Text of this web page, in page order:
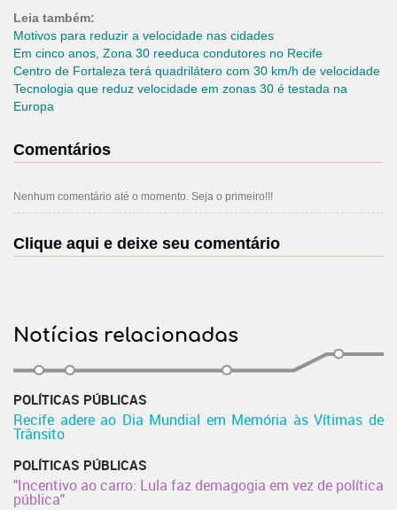
Leia também:
Motivos para reduzir a velocidade nas cidades
Em cinco anos, Zona 30 reeduca condutores no Recife
Centro de Fortaleza terá quadrilátero com 30 km/h de velocidade
Tecnologia que reduz velocidade em zonas 30 é testada na
Europa
Comentários
Nenhum comentário até o momento. Seja o primeiro!!!
Clique aqui e deixe seu comentário
Notícias relacionadas
POLÍTICAS PÚBLICAS
Recife adere ao Dia Mundial em Memória às Vítimas de
Trânsito
POLÍTICAS PÚBLICAS
"Incentivo ao carro: Lula faz demagogia em vez de política
pública"